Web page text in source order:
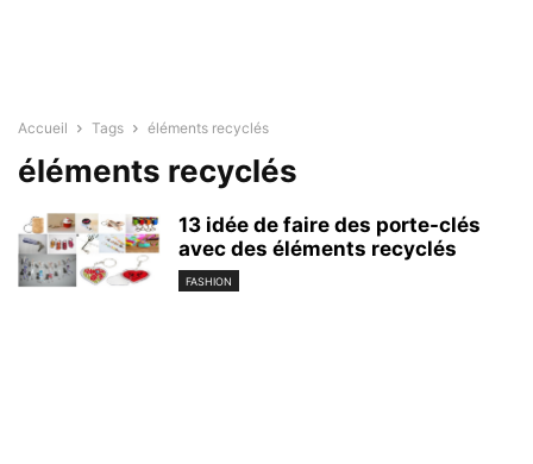
Accueil Tags éléments recyclés
éléments recyclés
13 idée de faire des porte-clés
avec des éléments recyclés
FASHION